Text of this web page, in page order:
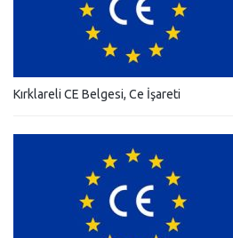
Kırklareli CE Belgesi, Ce İşareti